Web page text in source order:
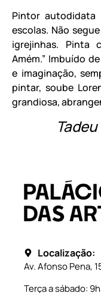
Pintor autodidata
escolas. Não
igrejinhas. Pinta
Amém.” Imbuído
e imaginação,
pintar, soube
grandiosa,
Localização:
Av. Afonso Pena,
Terça a sábado: